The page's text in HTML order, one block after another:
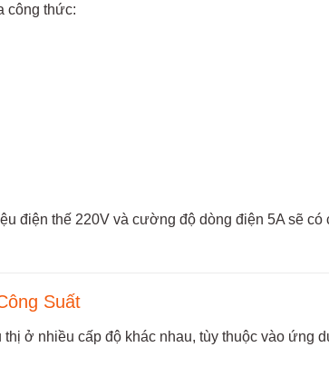
công thức:
điện thế 220V và cường độ dòng điện 5A sẽ có
Suất
ở nhiều cấp độ khác nhau, tùy thuộc vào ứng